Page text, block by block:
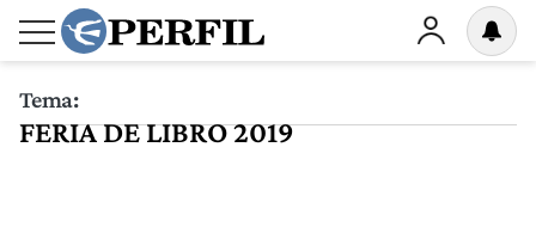
Tema:
FERIA DE LIBRO 2019